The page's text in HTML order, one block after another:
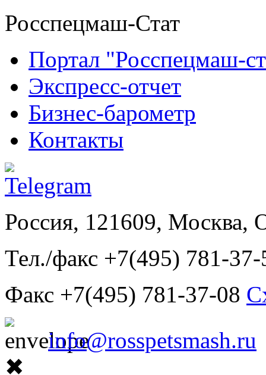
Росспецмаш-Стат
Портал "Росспецмаш-
Экспресс-отчет
Бизнес-барометр
Контакты
Россия, 121609, Москва,
Тел./факс +7(495) 781-37-
Факс +7(495) 781-37-08
info@rosspetsmash.ru
✖